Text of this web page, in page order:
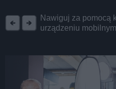
Nawiguj za pomocą
urządzeniu